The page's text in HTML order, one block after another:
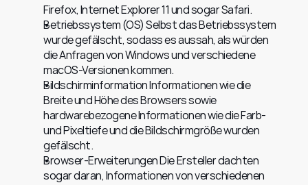
Firefox, Internet Explorer 11 und sogar Safari.
Betriebssystem (OS) Selbst das Betriebssystem
wurde gefälscht, sodass es aussah, als würden
die Anfragen von Windows und verschiedene
macOS-Versionen kommen.
Bildschirminformation Informationen wie die
Breite und Höhe des Browsers sowie
hardwarebezogene Informationen wie die Farb-
und Pixeltiefe und die Bildschirmgröße wurden
gefälscht.
Browser-Erweiterungen Die Ersteller dachten
sogar daran, Informationen von verschiedenen